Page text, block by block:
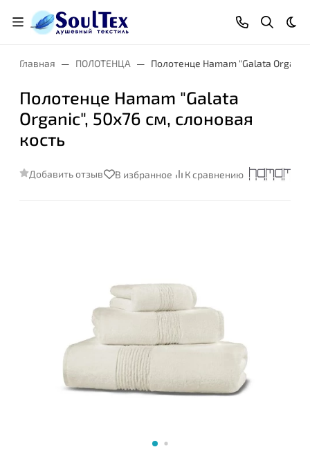
Главная ПОЛОТЕНЦА Полотенце Hamam "Galata
Полотенце Hamam "Galata
Organic", 50x76 см, слоновая
кость
Добавить отзыв В избранное К сравнению